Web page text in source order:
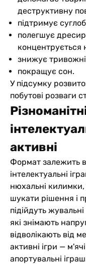
деструктивну
підтримує
полегшує
концентрується
знижує
покращує сон.
У підсумку
побутові розваги
активні
Формат залежить
інтелектуальні
нюхальні
шукати рішення і
підійдуть
які знімають
відволікають від
активні ігри —
апортувальні